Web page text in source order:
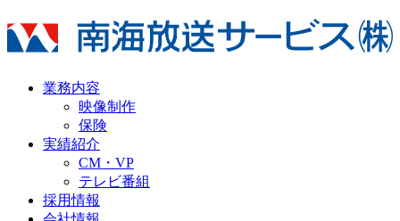
業務内容
映像制作
保険
実績紹介
CM・VP
テレビ番組
採用情報